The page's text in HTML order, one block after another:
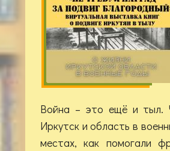
Война – это ещё и тыл.
Иркутск и область в
местах, как помогали